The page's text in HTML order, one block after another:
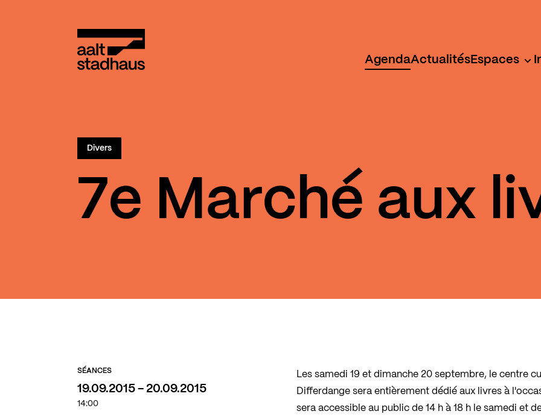
AgendaActualitésEspaces
Divers
7e Marché aux
SÉANCES
19.09.2015 - 20.09.2015
14:00
Les samedi 19 et dimanche 20 septembre, le centre
Differdange sera entièrement dédié aux livres à
sera accessible au public de 14 h à 18 h le samedi et